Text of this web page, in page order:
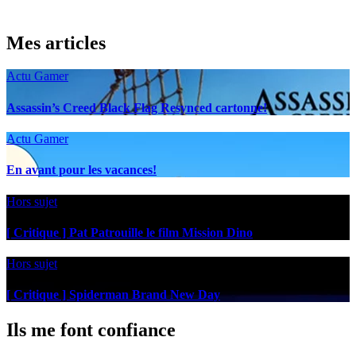
Mes articles
Actu Gamer
Assassin’s Creed Black Flag Resynced cartonne!
Actu Gamer
En avant pour les vacances!
Hors sujet
[ Critique ] Pat Patrouille le film Mission Dino
Hors sujet
[ Critique ] Spiderman Brand New Day
Ils me font confiance